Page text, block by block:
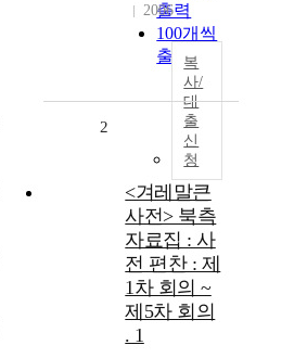
출력
100개씩
출력
2006
복
사/
대
출
신
청
2
<겨레말큰
사전> 북측
자료집 : 사
전 편찬 : 제
1차 회의 ~
제5차 회의
. 1